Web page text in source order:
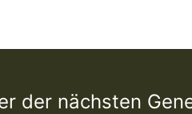
der nächsten